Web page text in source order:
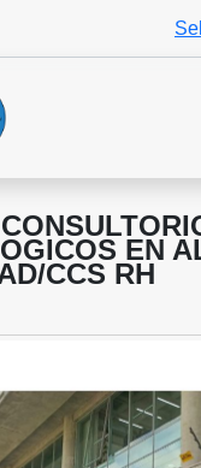
EN
CCS RH